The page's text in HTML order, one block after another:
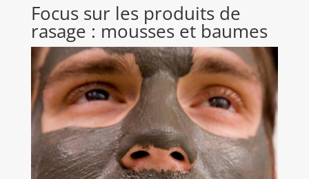
Focus sur les produits de
rasage : mousses et baumes